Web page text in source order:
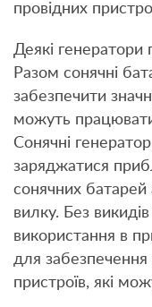
провідних
Деякі генератори
Разом сонячні
забезпечити
можуть
Сонячні
заряджатися
сонячних
вилку. Без
використання в
для забезпечення
пристроїв, які